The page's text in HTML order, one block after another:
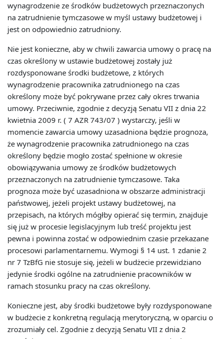
wynagrodzenie ze środków budżetowych przeznaczonych
na zatrudnienie tymczasowe w myśl ustawy budżetowej i
jest on odpowiednio zatrudniony.
Nie jest konieczne, aby w chwili zawarcia umowy o pracę na
czas określony w ustawie budżetowej zostały już
rozdysponowane środki budżetowe, z których
wynagrodzenie pracownika zatrudnionego na czas
określony może być pokrywane przez cały okres trwania
umowy. Przeciwnie, zgodnie z decyzją Senatu VII z dnia 22
kwietnia 2009 r. ( 7 AZR 743/07 ) wystarczy, jeśli w
momencie zawarcia umowy uzasadniona będzie prognoza,
że ​​wynagrodzenie pracownika zatrudnionego na czas
określony będzie mogło zostać spełnione w okresie
obowiązywania umowy ze środków budżetowych
przeznaczonych na zatrudnienie tymczasowe. Taka
prognoza może być uzasadniona w obszarze administracji
państwowej, jeżeli projekt ustawy budżetowej, na
przepisach, na których mógłby opierać się termin, znajduje
się już w procesie legislacyjnym lub treść projektu jest
pewna i powinna zostać w odpowiednim czasie przekazane
procesowi parlamentarnemu. Wymogi § 14 ust. 1 zdanie 2
nr 7 TzBfG nie stosuje się, jeżeli w budżecie przewidziano
jedynie środki ogólne na zatrudnienie pracowników w
ramach stosunku pracy na czas określony.
Konieczne jest, aby środki budżetowe były rozdysponowane
w budżecie z konkretną regulacją merytoryczną, w oparciu o
zrozumiały cel. Zgodnie z decyzją Senatu VII z dnia 2